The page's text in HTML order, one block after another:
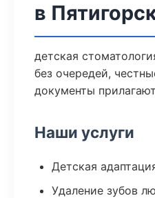
в
детская
без очередей,
документы
Наши услуги
Детская
Удаление зубов